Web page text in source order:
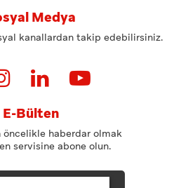
Medya
kanallardan takip edebilirsiniz.
E-Bülten
öncelikle haberdar olmak
servisine abone olun.